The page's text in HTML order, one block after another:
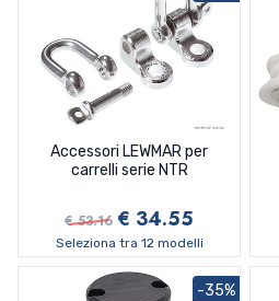
Accessori LEWMAR per
carrelli serie NTR
€ 53.16 € 34.55
Seleziona tra 12 modelli
-35%